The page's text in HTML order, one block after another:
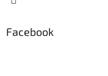
Facebook